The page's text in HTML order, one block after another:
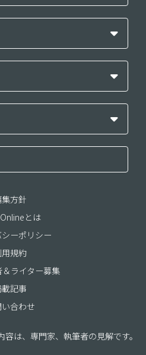
方針
とは
ーポリシー
規約
ライター募集
載記事
い合わせ
は、専門家、執筆者の見解です。